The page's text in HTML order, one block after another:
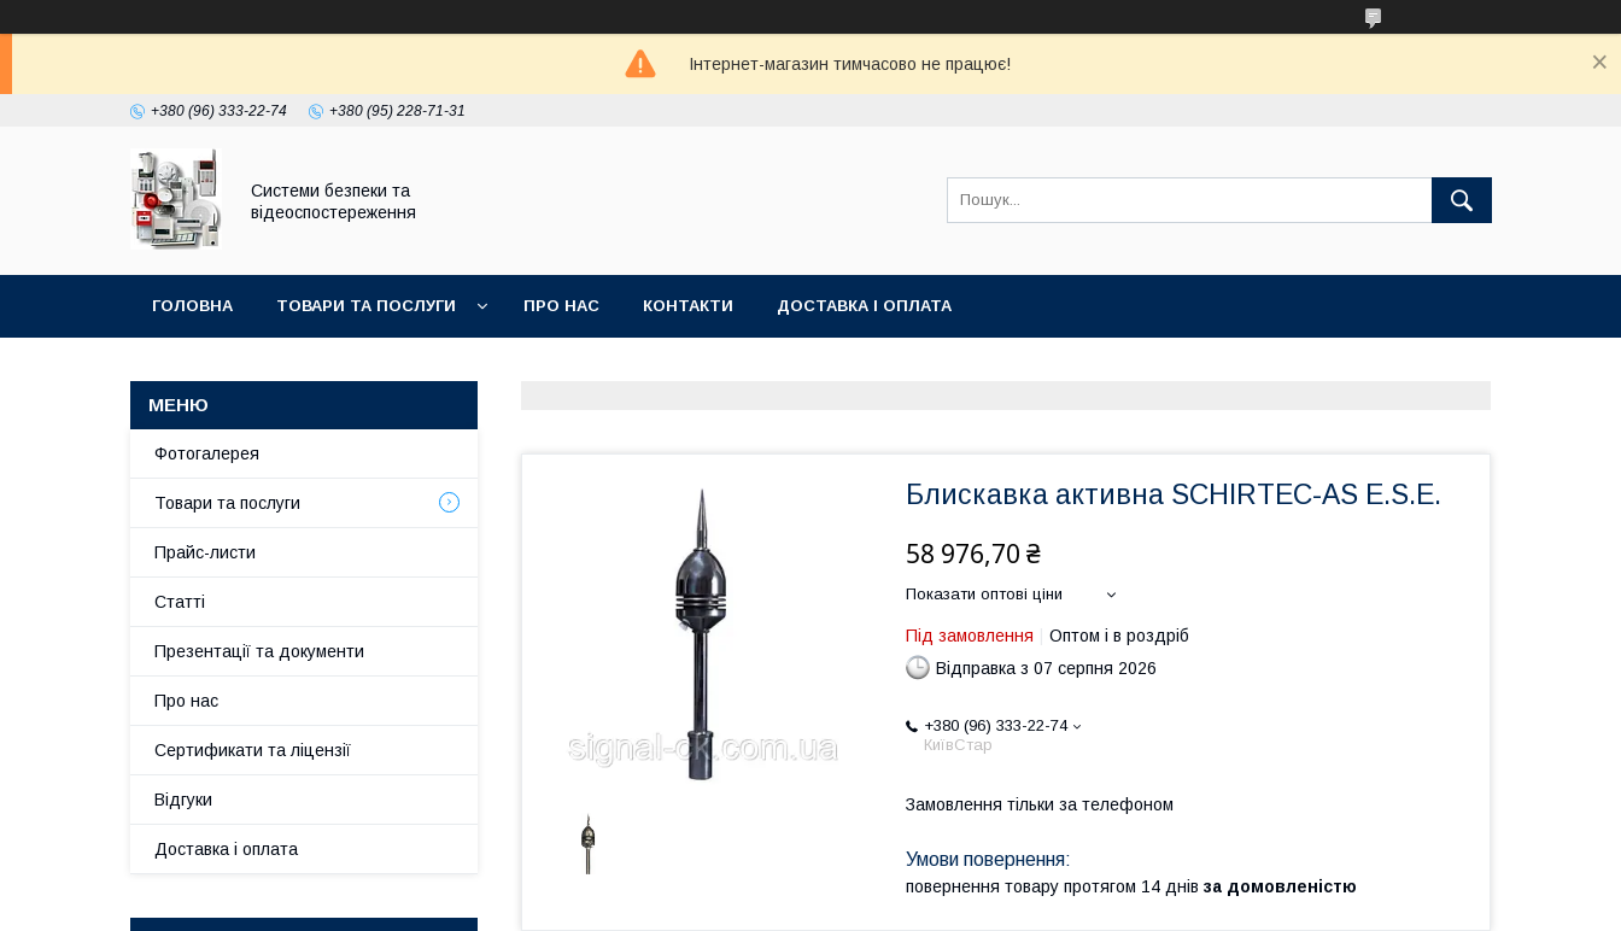
Інтернет-магазин тимчасово не працює!
+380 (96) 333-22-74 +380 (95) 228-71-31
Системи безпеки та
відеоспостереження
ГОЛОВНА ТОВАРИ ТА ПОСЛУГИ ПРО НАС КОНТАКТИ ДОСТАВКА І ОПЛАТА
Блискавка активна SCHIRTEC-AS E.S.E.
58 976,70 ₴
Показати оптові ціни
Під замовлення
Оптом і в роздріб
Відправка з 07 серпня 2026
+380 (96) 333-22-74
КиївСтар
Замовлення тільки за телефоном
повернення товару протягом 14 днів за домовленістю
Фотогалерея
Товари та послуги
Прайс-листи
Статті
Презентації та документи
Про нас
Сертификати та ліцензії
Відгуки
Доставка і оплата